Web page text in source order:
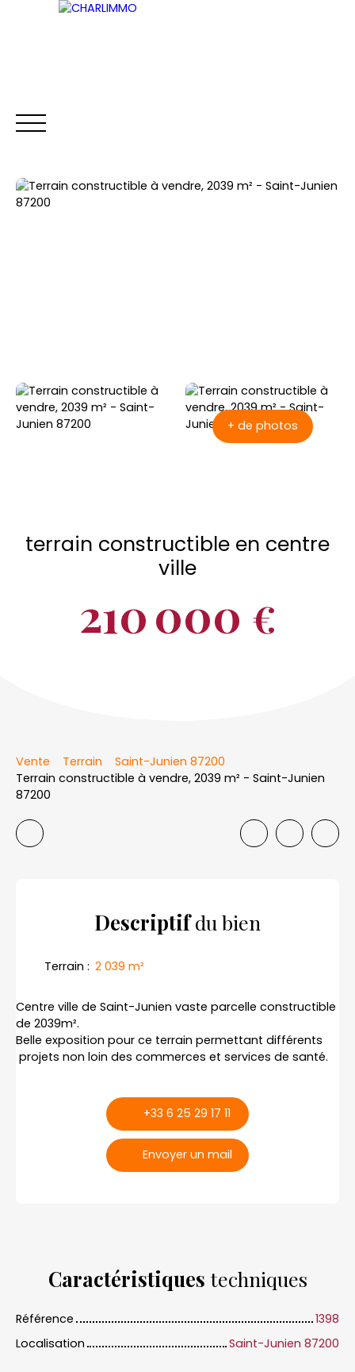
+ de photos
terrain constructible en centre
ville
210 000 €
Vente Terrain
Saint-Junien 87200
Terrain constructible à vendre, 2039 m² - Saint-Junien
87200
Descriptifdu bien
Terrain : 2 039 m²
Centre ville de Saint-Junien vaste parcelle constructible
de 2039m².
Belle exposition pour ce terrain permettant différents
projets non loin des commerces et services de santé.
+33 6 25 29 17 11
Envoyer un mail
Caractéristiques techniques
Référence
1398
Localisation
Saint-Junien 87200